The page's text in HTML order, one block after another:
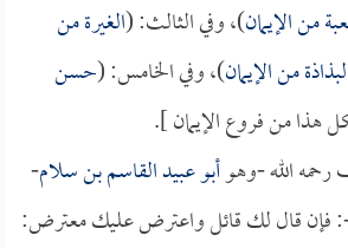
من الإيمان)، وفي الثالث: (الغيرة من
من الإيمان)، وفي الخامس: (حسن
هذا من فروع الإيمان ].
رحمه الله -وهوأبو عبيد القاسم بن سلام-
فإن قال لك قائل واعترض عليك معترض: